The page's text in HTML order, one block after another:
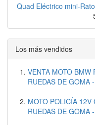
Quad Eléctrico mini-
Los más vendidos
VENTA MOTO BMW
RUEDAS DE GOMA
MOTO POLICÍA 12V
RUEDAS DE GOMA